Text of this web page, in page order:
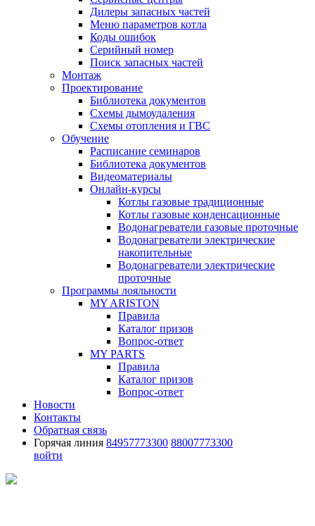
Дилеры запасных частей
Меню параметров котла
Коды ошибок
Серийный номер
Поиск запасных частей
Монтаж
Проектирование
Библиотека документов
Схемы дымоудаления
Схемы отопления и ГВС
Обучение
Расписание семинаров
Библиотека документов
Видеоматериалы
Онлайн-курсы
Котлы газовые традиционные
Котлы газовые конденсационные
Водонагреватели газовые проточные
Водонагреватели электрические
накопительные
Водонагреватели электрические
проточные
Программы лояльности
MY ARISTON
Правила
Каталог призов
Вопрос-ответ
MY PARTS
Правила
Каталог призов
Вопрос-ответ
Новости
Контакты
Обратная связь
Горячая линия 84957773300 88007773300
войти